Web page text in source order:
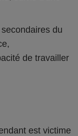
du
de travailler
est victime